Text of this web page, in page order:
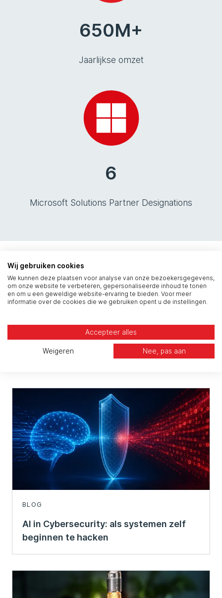
650M+
Jaarlijkse omzet
6
Microsoft Solutions Partner Designations
Kennis en inspiratie
opdoen? Lees onze
blogs en andere
artikelen.
BLOG
AI in Cybersecurity: als systemen zelf
beginnen te hacken
Wij gebruiken cookies
We kunnen deze plaatsen voor analyse van onze bezoekersgegevens,
om onze website te verbeteren, gepersonaliseerde inhoud te tonen
en om u een geweldige website-ervaring te bieden. Voor meer
informatie over de cookies die we gebruiken opent u de instellingen.
Accepteer alles
Weigeren Nee, pas aan